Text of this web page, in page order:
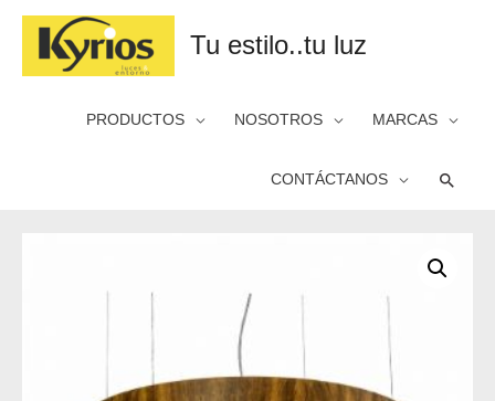
Tu estilo..tu luz
PRODUCTOS NOSOTROS MARCAS
CONTÁCTANOS